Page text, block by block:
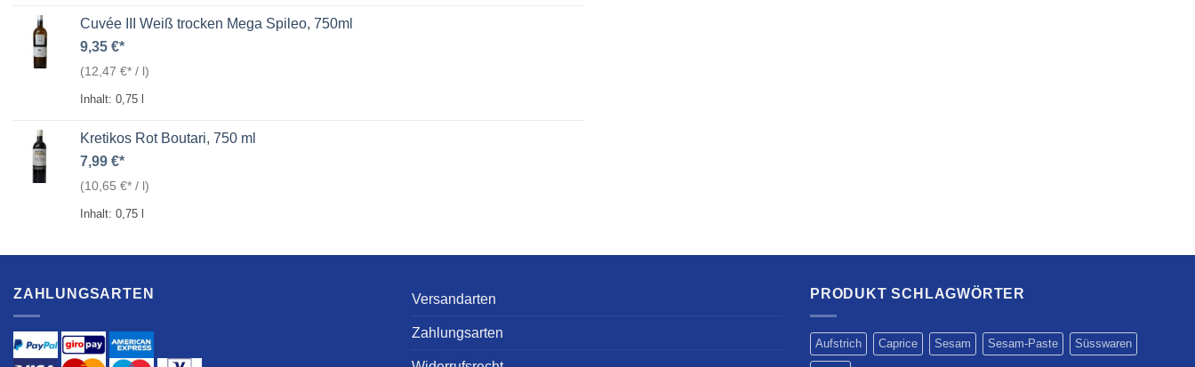
Cuvée III Weiß trocken Mega Spileo, 750ml
9,35 €
(12,47 € / l)
Inhalt: 0,75
Kretikos Rot Boutari, 750 ml
7,99 €
(10,65 € / l)
Inhalt: 0,75 l
ZAHLUNGSARTEN Versandarten
Zahlungsarten
PRODUKT SCHLAGWÖRTER
Aufstrich Caprice Sesam Sesam-Paste Süsswaren